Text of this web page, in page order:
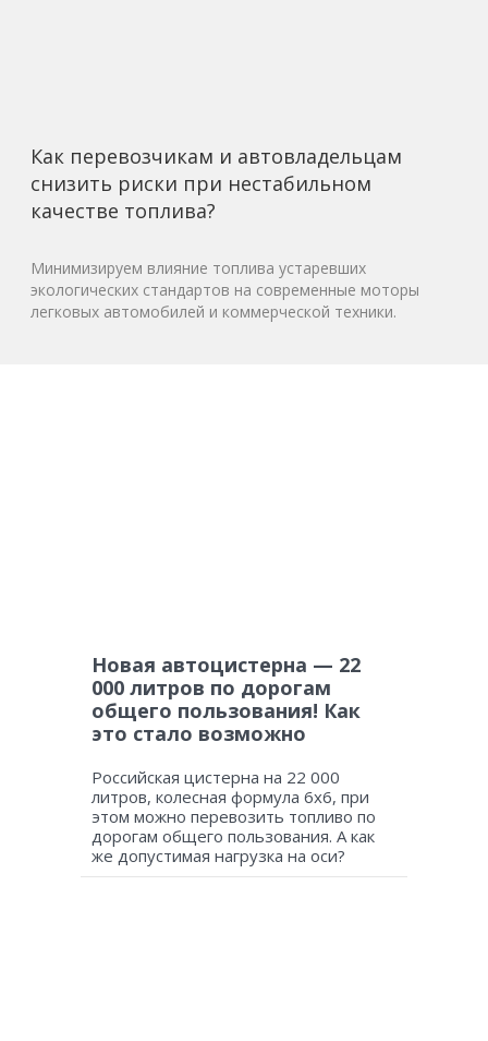
Как перевозчикам и автовладельцам
снизить риски при нестабильном
качестве топлива?
Минимизируем влияние топлива устаревших
экологических стандартов на современные моторы
легковых автомобилей и коммерческой техники.
Новая автоцистерна — 22
000 литров по дорогам
общего пользования! Как
это стало возможно
Российская цистерна на 22 000
литров, колесная формула 6х6, при
этом можно перевозить топливо по
дорогам общего пользования. А как
же допустимая нагрузка на оси?